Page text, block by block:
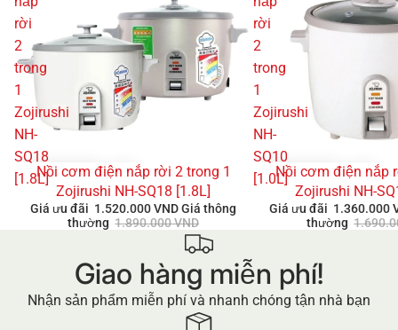
rời
2
trong
1
Zojirushi
NH-
SQ18
[1.8L]
GIẢM GIÁ
Nồi cơm điện nắp rời 2 trong 1
Zojirushi NH-SQ18 [1.8L]
Giá ưu đãi 1.520.000 VND Giá thông
thường 1.890.000 VND
rời
2
trong
1
Zojirushi
NH-
SQ10
[1.0L]
GIẢM GIÁ
Nồi cơm điện nắp
Zojirushi NH-
Giá ưu đãi 1.360.000
thường
Giao hàng miễn phí!
Nhận sản phẩm miễn phí và nhanh chóng tận nhà bạn